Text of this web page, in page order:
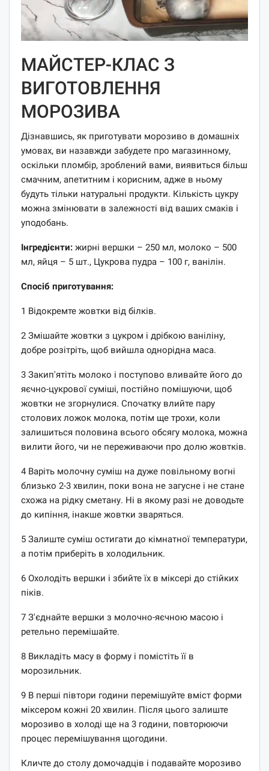
МАЙСТЕР-КЛАС З
ВИГОТОВЛЕННЯ
МОРОЗИВА
Дізнавшись, як приготувати морозиво в домашніх
умовах, ви назавжди забудете про магазинному,
оскільки пломбір, зроблений вами, виявиться більш
смачним, апетитним і корисним, адже в ньому
будуть тільки натуральні продукти. Кількість цукру
можна змінювати в залежності від ваших смаків і
уподобань.
Інгредієнти: жирні вершки – 250 мл, молоко – 500
мл, яйця – 5 шт., Цукрова пудра – 100 г, ванілін.
Спосіб приготування:
1 Відокремте жовтки від білків.
2 Змішайте жовтки з цукром і дрібкою ваніліну,
добре розітріть, щоб вийшла однорідна маса.
3 Закип'ятіть молоко і поступово вливайте його до
яєчно-цукрової суміші, постійно помішуючи, щоб
жовтки не згорнулися. Спочатку влийте пару
столових ложок молока, потім ще трохи, коли
залишиться половина всього обсягу молока, можна
вилити його, чи не переживаючи про долю жовтків.
4 Варіть молочну суміш на дуже повільному вогні
близько 2-3 хвилин, поки вона не загусне і не стане
схожа на рідку сметану. Ні в якому разі не доводьте
до кипіння, інакше жовтки зваряться.
5 Залиште суміш остигати до кімнатної температури,
а потім приберіть в холодильник.
6 Охолодіть вершки і збийте їх в міксері до стійких
піків.
7 З'єднайте вершки з молочно-яєчною масою і
ретельно перемішайте.
8 Викладіть масу в форму і помістіть її в
морозильник.
9 В перші півтори години перемішуйте вміст форми
міксером кожні 20 хвилин. Після цього залиште
морозиво в холоді ще на 3 години, повторюючи
процес перемішування щогодини.
Кличте до столу домочадців і подавайте морозиво